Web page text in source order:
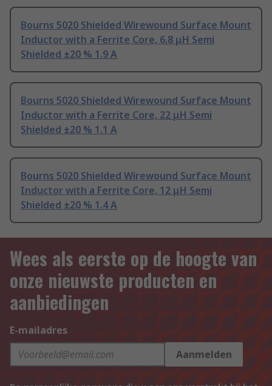
Bourns 5020 Shielded Wirewound Surface Mount
Inductor with a Ferrite Core, 6.8 μH Semi
Shielded ±20 % 1.9 A
Bourns 5020 Shielded Wirewound Surface Mount
Inductor with a Ferrite Core, 22 μH Semi
Shielded ±20 % 1.1 A
Bourns 5020 Shielded Wirewound Surface Mount
Inductor with a Ferrite Core, 12 μH Semi
Shielded ±20 % 1.4 A
Wees als eerste op de hoogte van
onze nieuwste producten en
aanbiedingen
E-mailadres
Aanmelden